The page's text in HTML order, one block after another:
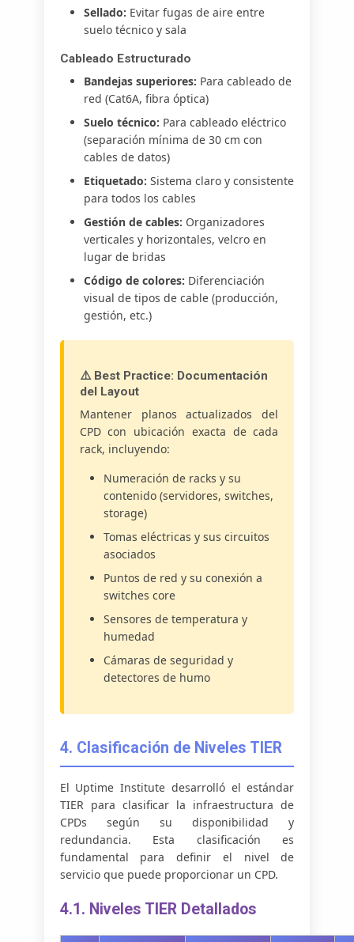
Sellado: Evitar fugas de aire entre
suelo técnico y sala
Cableado Estructurado
Bandejas superiores: Para cableado de
red (Cat6A, fibra óptica)
Suelo técnico: Para cableado eléctrico
(separación mínima de 30 cm con
cables de datos)
Etiquetado: Sistema claro y consistente
para todos los cables
Gestión de cables: Organizadores
verticales y horizontales, velcro en
lugar de bridas
Código de colores: Diferenciación
visual de tipos de cable (producción,
gestión, etc.)
⚠️ Best Practice: Documentación
del Layout
Mantener planos actualizados del
CPD con ubicación exacta de cada
rack, incluyendo:
Numeración de racks y su
contenido (servidores, switches,
storage)
Tomas eléctricas y sus circuitos
asociados
Puntos de red y su conexión a
switches core
Sensores de temperatura y
humedad
Cámaras de seguridad y
detectores de humo
4. Clasificación de Niveles TIER
El Uptime Institute desarrolló el estándar
TIER para clasificar la infraestructura de
CPDs según su disponibilidad y
redundancia. Esta clasificación es
fundamental para definir el nivel de
servicio que puede proporcionar un CPD.
4.1. Niveles TIER Detallados